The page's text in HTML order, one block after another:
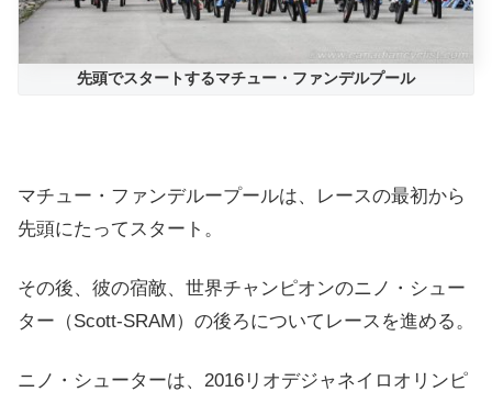
先頭でスタートするマチュー・ファンデルプール
マチュー・ファンデループールは、レースの最初から
先頭にたってスタート。
その後、彼の宿敵、世界チャンピオンのニノ・シュー
ター（Scott-SRAM）の後ろについてレースを進める。
ニノ・シューターは、2016リオデジャネイロオリンピ